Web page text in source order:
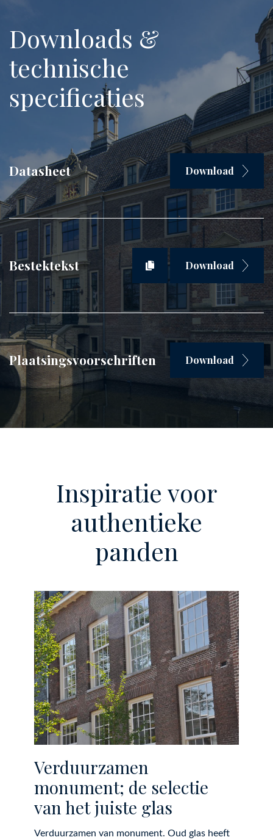
Downloads &
technische
specificaties
Datasheet Download
Bestektekst Download
Plaatsingsvoorschriften Download
Inspiratie voor
authentieke
panden
Verduurzamen
monument; de selectie
van het juiste glas
Verduurzamen van monument. Oud glas heeft